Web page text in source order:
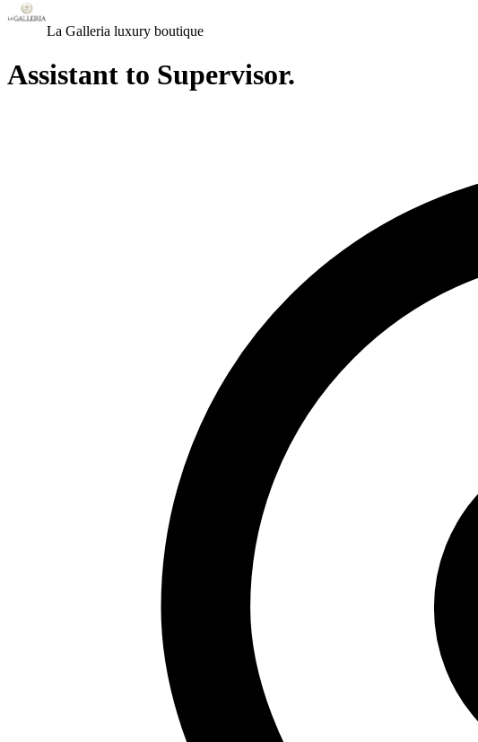
La Galleria luxury boutique
Assistant to Supervisor.